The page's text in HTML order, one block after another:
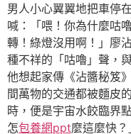
男人小心翼翼地把車停
喊：「喂！你為什麼咕
轉！綠燈沒用啊！」廖
種不祥的「咕嚕」聲，
他想起家傳《沾醬秘笈
間萬物的交通都被麵皮
時，便是宇宙水餃臨界
怎包養網ppt麼這麼快